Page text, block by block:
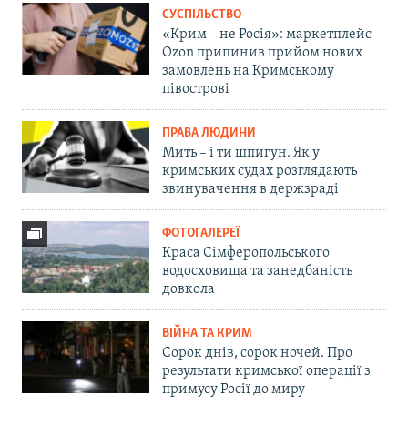
СУСПІЛЬСТВО
«Крим – не Росія»: маркетплейс
Ozon припинив прийом нових
замовлень на Кримському
півострові
ПРАВА ЛЮДИНИ
Мить – і ти шпигун. Як у
кримських судах розглядають
звинувачення в держзраді
ФОТОГАЛЕРЕЇ
Краса Сімферопольського
водосховища та занедбаність
довкола
ВІЙНА ТА КРИМ
Сорок днів, сорок ночей. Про
результати кримської операції з
примусу Росії до миру